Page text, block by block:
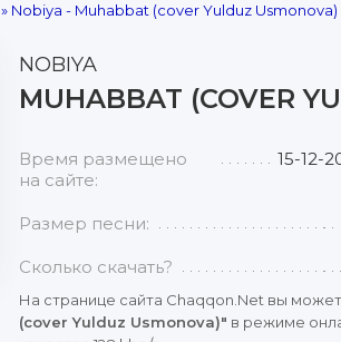
» Nobiya - Muhabbat (cover Yulduz Usmonova)
NOBIYA
MUHABBAT (COVER
Время размещено
на сайте:
15-12-
Размер песни:
Сколько скачать?
На странице сайта Chaqqon.Net вы
(cover Yulduz Usmonova)" в режиме